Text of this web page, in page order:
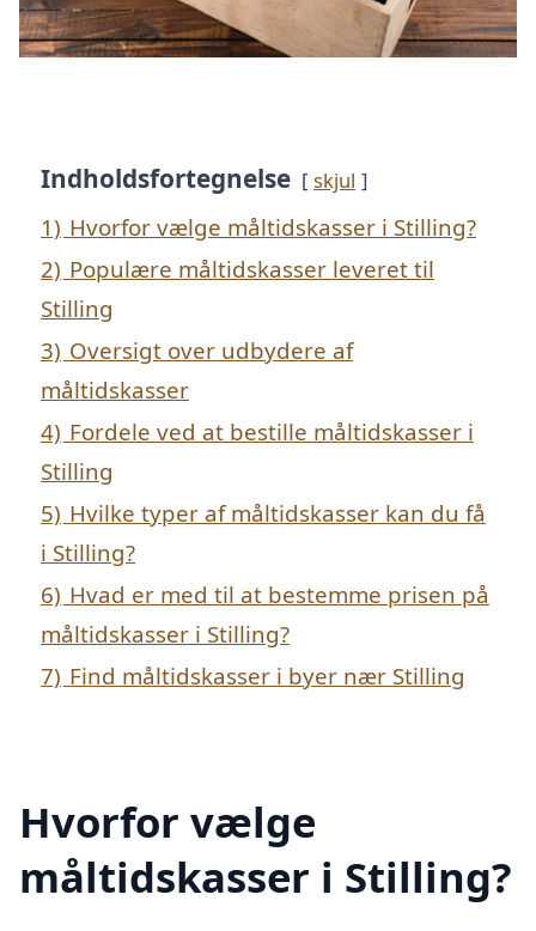
Indholdsfortegnelse skjul
1) Hvorfor vælge måltidskasser i Stilling?
2) Populære måltidskasser leveret til
Stilling
3) Oversigt over udbydere af
måltidskasser
4) Fordele ved at bestille måltidskasser i
Stilling
5) Hvilke typer af måltidskasser kan du få
i Stilling?
6) Hvad er med til at bestemme prisen på
måltidskasser i Stilling?
7) Find måltidskasser i byer nær Stilling
Hvorfor vælge
måltidskasser i Stilling?